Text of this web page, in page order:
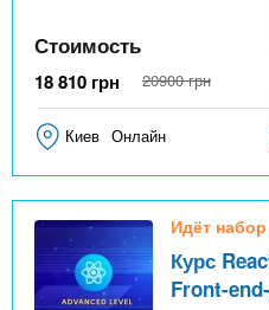
Стоимость
18 810 грн 20900 грн
Киев Онлайн
Идёт
Курс
Front-